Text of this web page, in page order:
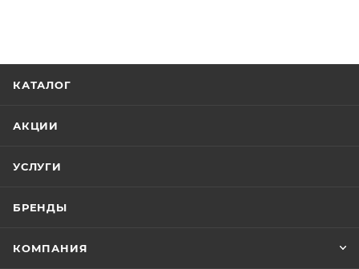
КАТАЛОГ
АКЦИИ
УСЛУГИ
БРЕНДЫ
КОМПАНИЯ